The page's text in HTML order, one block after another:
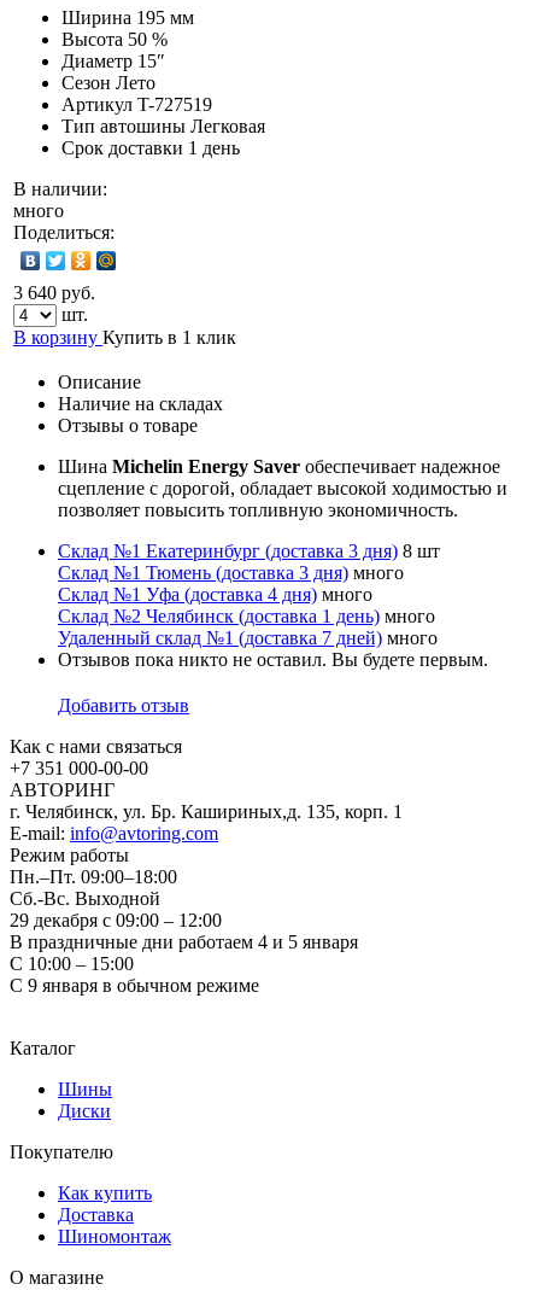
Ширина 195 мм
Высота 50 %
Диаметр 15″
Сезон Лето
Артикул T-727519
Тип автошины Легковая
Срок доставки 1 день
В наличии:
много
Поделиться:
3 640 руб.
шт.
В корзину Купить в 1 клик
Описание
Наличие на складах
Отзывы о товаре
Шина Michelin Energy Saver обеспечивает надежное
сцепление с дорогой, обладает высокой ходимостью и
позволяет повысить топливную экономичность.
Склад №1 Екатеринбург (доставка 3 дня) 8 шт
Склад №1 Тюмень (доставка 3 дня) много
Склад №1 Уфа (доставка 4 дня) много
Склад №2 Челябинск (доставка 1 день) много
Удаленный склад №1 (доставка 7 дней) много
Отзывов пока никто не оставил. Вы будете первым.
Добавить отзыв
Как с нами связаться
+7 351 000-00-00
АВТОРИНГ
г. Челябинск, ул. Бр. Кашириных,д. 135, корп. 1
E-mail: info@avtoring.com
Режим работы
Пн.–Пт. 09:00–18:00
Сб.-Вс. Выходной
29 декабря с 09:00 – 12:00
В праздничные дни работаем 4 и 5 января
С 10:00 – 15:00
С 9 января в обычном режиме
Каталог
Шины
Диски
Покупателю
Как купить
Доставка
Шиномонтаж
О магазине